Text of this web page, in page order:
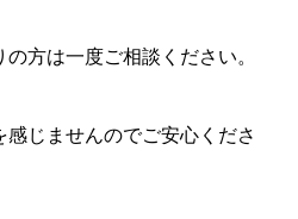
方は一度ご相談ください。
じませんのでご安心くださ